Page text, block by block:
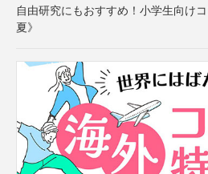
自由研究にもおすすめ！小学生向け
夏》